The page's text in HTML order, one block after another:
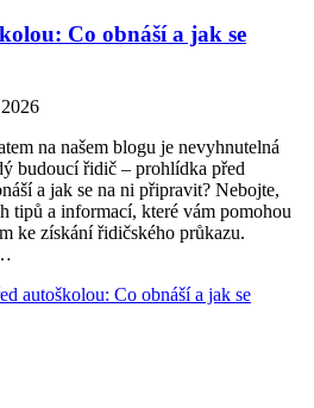
Co obnáší a jak se
na našem⁤ blogu je nevyhnutelná
budoucí‌ řidič – ‌prohlídka před
⁢a ⁢jak⁣ se na ni ‌připravit? Nebojte,
tipů a informací, které vám‍ pomohou
ke získání‍ řidičského ​průkazu.
autoškolou: Co obnáší a jak se